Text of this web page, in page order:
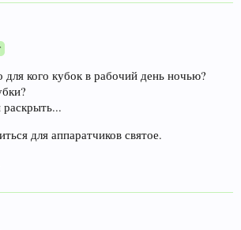
для кого кубок в рабочий день ночью?
для аппаратчиков святое.